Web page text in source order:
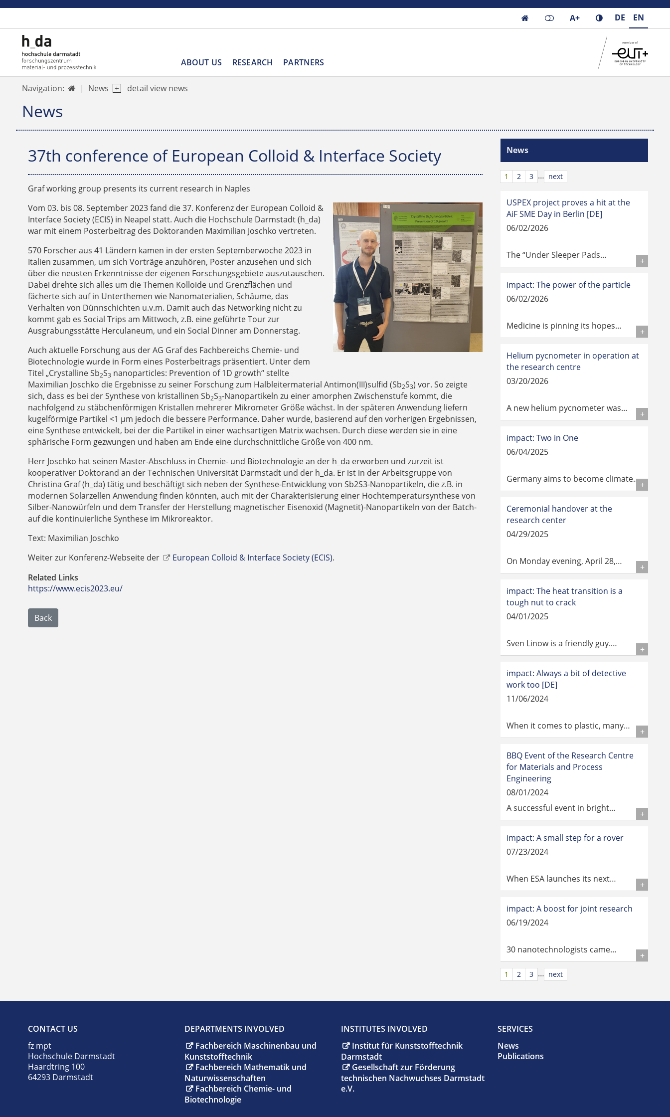
 A+ DE EN
ABOUT US RESEARCH PARTNERS
Navigation:  News detail view news
News
37th conference of European Colloid & Interface Society
Graf working group presents its current research in Naples
Vom 03. bis 08. September 2023 fand die 37. Konferenz der European Colloid &
Interface Society (ECIS) in Neapel statt. Auch die Hochschule Darmstadt (h_da)
war mit einem Posterbeitrag des Doktoranden Maximilian Joschko vertreten.
570 Forscher aus 41 Ländern kamen in der ersten Septemberwoche 2023 in
Italien zusammen, um sich Vorträge anzuhören, Poster anzusehen und sich
über die neusten Erkenntnisse der eigenen Forschungsgebiete auszutauschen.
Dabei drehte sich alles um die Themen Kolloide und Grenzflächen und
fächerte sich auf in Unterthemen wie Nanomaterialien, Schäume, das
Verhalten von Dünnschichten u.v.m. Damit auch das Networking nicht zu
kommt gab es Social Trips am Mittwoch, z.B. eine geführte Tour zur
Ausgrabungsstätte Herculaneum, und ein Social Dinner am Donnerstag.
Auch aktuelle Forschung aus der AG Graf des Fachbereichs Chemie- und
Biotechnologie wurde in Form eines Posterbeitrags präsentiert. Unter dem
Titel „Crystalline Sb2S3 nanoparticles: Prevention of 1D growth“ stellte
Maximilian Joschko die Ergebnisse zu seiner Forschung zum Halbleitermaterial Antimon(III)sulfid (Sb2S3) vor. So zeigte
sich, dass es bei der Synthese von kristallinen Sb2S3-Nanopartikeln zu einer amorphen Zwischenstufe kommt, die
nachfolgend zu stäbchenförmigen Kristallen mehrerer Mikrometer Größe wächst. In der späteren Anwendung liefern
kugelförmige Partikel <1 µm jedoch die bessere Performance. Daher wurde, basierend auf den vorherigen Ergebnissen,
eine Synthese entwickelt, bei der die Partikel in einer wachsartigen Matrix wachsen. Durch diese werden sie in eine
sphärische Form gezwungen und haben am Ende eine durchschnittliche Größe von 400 nm.
Herr Joschko hat seinen Master-Abschluss in Chemie- und Biotechnologie an der h_da erworben und zurzeit ist
kooperativer Doktorand an der Technischen Universität Darmstadt und der h_da. Er ist in der Arbeitsgruppe von
Christina Graf (h_da) tätig und beschäftigt sich neben der Synthese-Entwicklung von Sb2S3-Nanopartikeln, die z.B. in
modernen Solarzellen Anwendung finden könnten, auch mit der Charakterisierung einer Hochtemperatursynthese von
Silber-Nanowürfeln und dem Transfer der Herstellung magnetischer Eisenoxid (Magnetit)-Nanopartikeln von der Batch-
auf die kontinuierliche Synthese im Mikroreaktor.
Text: Maximilian Joschko
Weiter zur Konferenz-Webseite der
European Colloid & Interface Society (ECIS).
Related Links
https://www.ecis2023.eu/
Back
News
1 2 3 … next
USPEX project proves a hit at the
AiF SME Day in Berlin [DE]
06/02/2026
The “Under Sleeper Pads…
Details
impact: The power of the particle
06/02/2026
Medicine is pinning its hopes…
Details
Helium pycnometer in operation at
the research centre
03/20/2026
A new helium pycnometer was…
Details
impact: Two in One
06/04/2025
Germany aims to become climate…
Details
Ceremonial handover at the
research center
04/29/2025
On Monday evening, April 28,…
Details
impact: The heat transition is a
tough nut to crack
04/01/2025
Sven Linow is a friendly guy.…
Details
impact: Always a bit of detective
work too [DE]
11/06/2024
When it comes to plastic, many…
Details
BBQ Event of the Research Centre
for Materials and Process
Engineering
08/01/2024
A successful event in bright…
Details
impact: A small step for a rover
07/23/2024
When ESA launches its next…
Details
impact: A boost for joint research
06/19/2024
30 nanotechnologists came…
Details
1 2 3 … next
CONTACT US
fz mpt
Hochschule Darmstadt
Haardtring 100
64293 Darmstadt
DEPARTMENTS INVOLVED
Fachbereich Maschinenbau und
Kunststofftechnik
Fachbereich Mathematik und
Naturwissenschaften
Fachbereich Chemie- und
Biotechnologie
INSTITUTES INVOLVED
Institut für Kunststofftechnik
Darmstadt
Gesellschaft zur Förderung
technischen Nachwuchses Darmstadt
e.V.
SERVICES
News
Publications